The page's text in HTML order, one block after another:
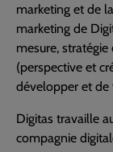
marketing et de
marketing de
mesure,
(perspective et
développer et de
Digitas travaille
compagnie